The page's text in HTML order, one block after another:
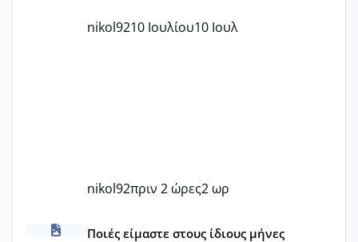
nikol9210 Ιουλίου10 Ιουλ
nikol92πριν 2 ώρες2 ωρ
Μωράκια Δεκεμβρίου 2026
Ποιές είμαστε στους ίδιους μήνες